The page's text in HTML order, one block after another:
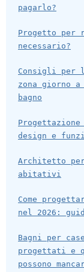
pagarlo?
Progetto per
necessario?
Consigli
zona giorno
bagno
design e
Architetto
abitativi
Come
nel 2026:
Bagni per
progettati e
possono